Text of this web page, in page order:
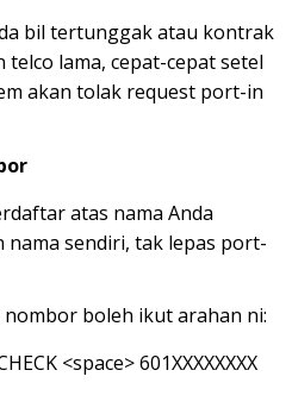
bil tertunggak atau kontrak
telco lama, cepat-cepat setel
akan tolak request port-in
atas nama Anda
nama sendiri, tak lepas port-
boleh ikut arahan ni:
<space> 601XXXXXXXX